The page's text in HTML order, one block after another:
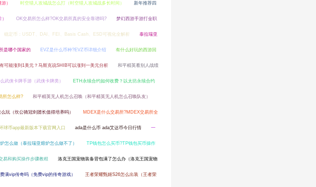
） 时空猎人攻城战怎么打（时空猎人攻城战多长时间） 新年推荐四
OK交易所怎么样?OK交易所真的安全靠谱吗? 梦幻西游手游打金职
稳定币：USDT、DAI、FEI、Basis Cash、ESD可视化全解析 泰拉瑞亚
是哪个国家的 EVZ是什么币种?EVZ币详细介绍 有什么好玩的西游回
可能涨到1美元？马斯克说SHIB可以涨到一美元分析 和平精英看别人战绩
武侠卡牌手游（武侠卡牌类） ETH永续合约如何收费？以太坊永续合约
所怎么样? 和平精英无人机怎么召唤（和平精英无人机怎么召唤队友）
玩（坎公骑冠剑团长值得培养吗） MDEX是什么交易所?MDEX交易所全
球币app最新版本下载官网入口 ada是什么币 ada艾达币今日行情 一
怎么做（泰拉瑞亚熔炉怎么做不了） TP钱包怎么买币?TP钱包买币操作
易和购买操作步骤教程 洛克王国宠物装备背包满了怎么办（洛克王国宠物
满vip传奇吗（免费vip的传奇游戏） 王者荣耀甄姬S26怎么出装（王者荣